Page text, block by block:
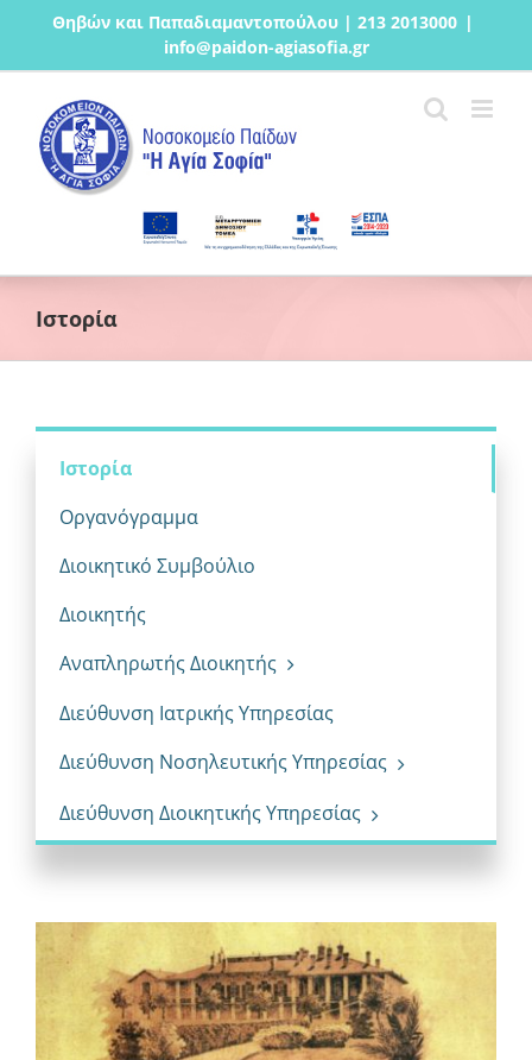
Μετάβαση
περιεχόμενο
Θηβών και Παπαδιαμαντοπούλου | 213 2013000 |
info@paidon-agiasofia.gr
Ιστορία
Ιστορία
Οργανόγραμμα
Διοικητικό Συμβούλιο
Διοικητής
Αναπληρωτής Διοικητής
Διεύθυνση Ιατρικής Υπηρεσίας
Διεύθυνση Νοσηλευτικής Υπηρεσίας
Διεύθυνση Διοικητικής Υπηρεσίας